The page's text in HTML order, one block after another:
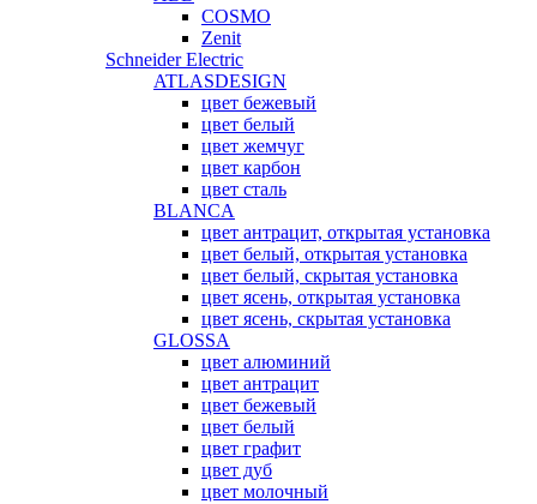
COSMO
Zenit
Schneider Electric
ATLASDESIGN
цвет бежевый
цвет белый
цвет жемчуг
цвет карбон
цвет сталь
BLANCA
цвет антрацит, открытая установка
цвет белый, открытая установка
цвет белый, скрытая установка
цвет ясень, открытая установка
цвет ясень, скрытая установка
GLOSSA
цвет алюминий
цвет антрацит
цвет бежевый
цвет белый
цвет графит
цвет дуб
цвет молочный